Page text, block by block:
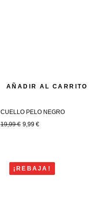
AÑADIR AL CARRITO
CUELLO PELO NEGRO
19,99€ 9,99 €
¡REBAJA!